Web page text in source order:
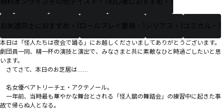
お友達同士におすすめ・1 ロールプレイ重視・1 シリアス・1 コミカル・1
本日は「怪人たちは夜会で踊る」にお越しくださいましてありがとうございます。
劇団員一同、精一杯の演技と演出で、みなさまと共に素敵なひと時過ごしたいと思
います。
さてさて、本日のお芝居は……
名女優ベアトリーチェ・アクテノール。
一年前、当時最も華やかな舞台とされる「怪人舘の舞踏会」の練習中に起きた事
故で帰らぬ人となる。